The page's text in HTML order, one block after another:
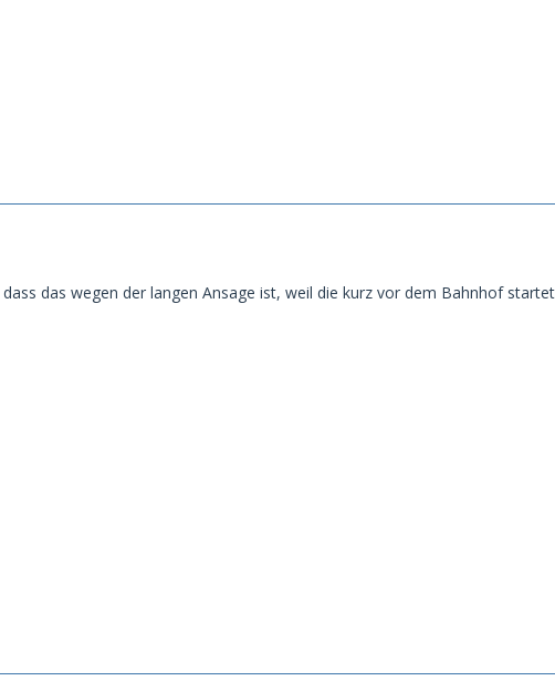
das wegen der langen Ansage ist, weil die kurz vor dem Bahnhof startet